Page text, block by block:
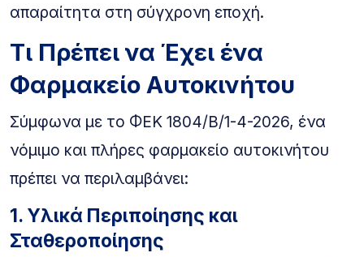
απαραίτητα στη σύγχρονη εποχή.
Τι Πρέπει να Έχει ένα
Φαρμακείο Αυτοκινήτου
Σύμφωνα με το ΦΕΚ 1804/Β/1-4-2026, ένα
νόμιμο και πλήρες φαρμακείο αυτοκινήτου
πρέπει να περιλαμβάνει:
1. Υλικά Περιποίησης και
Σταθεροποίησης